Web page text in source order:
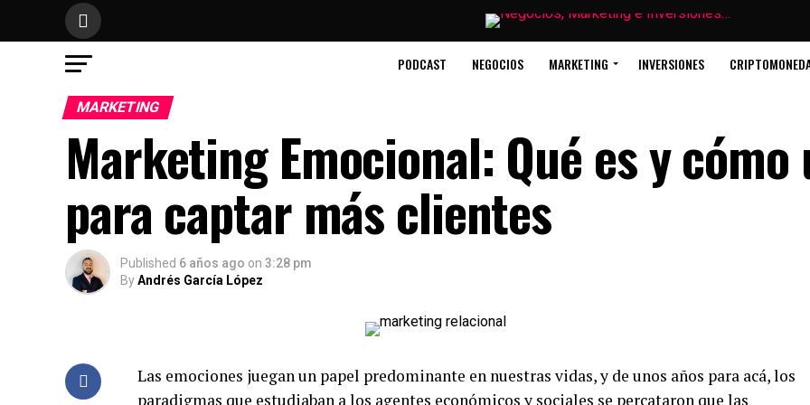
PODCAST NEGOCIOS MARKETING INVERSIONES
MARKETING
Marketing Emocional: Qué es y cómo
para captar más clientes
Published 6 años ago on 3:28 pm
ByAndrés García López
Las emociones juegan un papel predominante en nuestras vidas, y de unos años para acá, los
paradigmas que estudiaban a los agentes económicos y sociales se percataron que las